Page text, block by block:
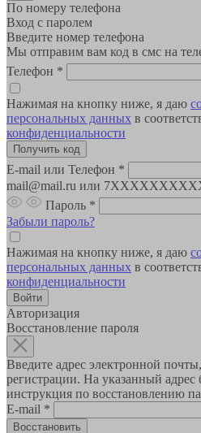
По номеру телефона
Вход с паролем
Введите номер телефона
Мы отправим вам код в смс на
Телефон *
Нажимая на кнопку ниже, я даю
персональных данных в
конфиденциальности
E-mail или Телефон *
mail@mail.ru или
Пароль *
Забыли пароль?
Нажимая на кнопку ниже, я даю
персональных данных в
конфиденциальности
Авторизация
Восстановление пароля
Введите адрес электронной
регистрации. На указанный адрес
инструкция по восстановлению
E-mail *